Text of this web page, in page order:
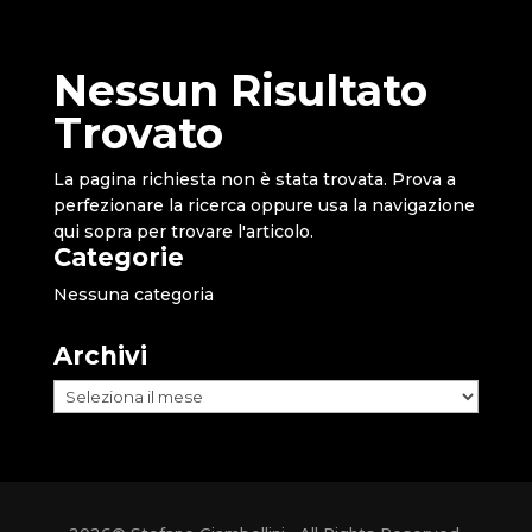
Nessun Risultato
Trovato
La pagina richiesta non è stata trovata. Prova a
perfezionare la ricerca oppure usa la navigazione
qui sopra per trovare l'articolo.
Categorie
Nessuna categoria
Archivi
Archivi